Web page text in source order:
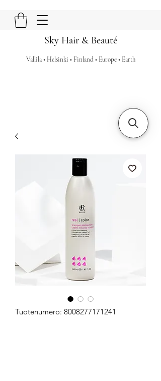
Sky Hair & Beauté
Vallila • Helsinki • Finland • Europe • Earth
Tuotenumero: 8008277171241